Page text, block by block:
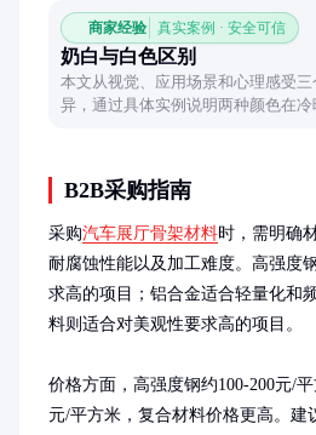
商家经验 真实案例 · 安全可信
奶白与白色区别
本文从视觉、应用场景和心理感受
异，通过具体实例说明两种颜色在
B2B采购指南
采购汽车展厅骨架材料时，需明确
耐腐蚀性能以及加工难度。高强度
求高的项目；铝合金适合轻量化和
料则适合对美观性要求高的项目。
价格方面，高强度钢约100-200元/
元/平方米，复合材料价格更高。建